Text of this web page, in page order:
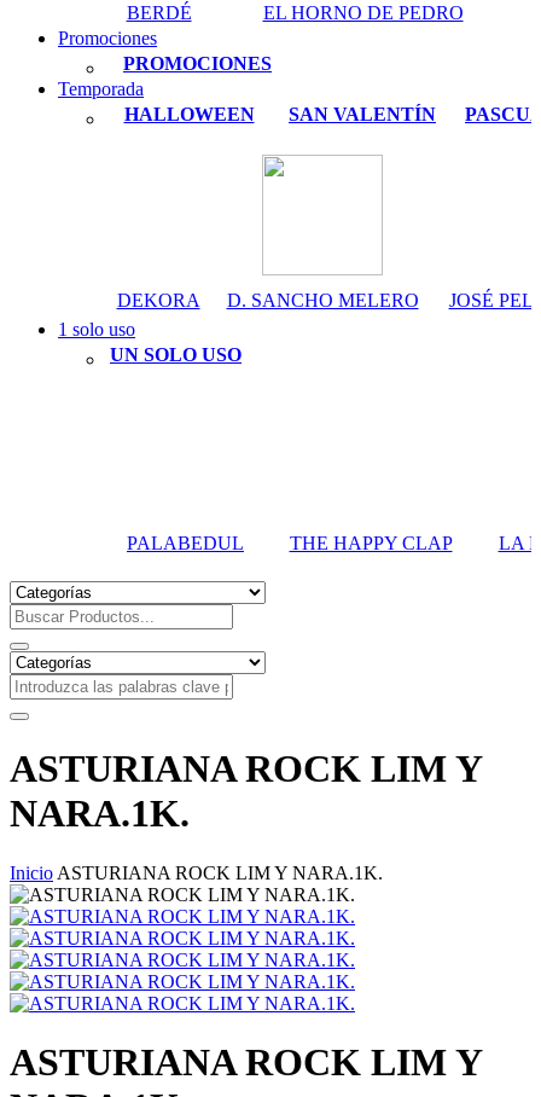
BERDÉ
EL HORNO DE PEDRO
Promociones
PROMOCIONES
Temporada
HALLOWEEN
SAN VALENTÍN
DEKORA D. SANCHO MELERO
JOSÉ
1 solo uso
UN SOLO USO
PALABEDUL THE HAPPY CLAP LA
ASTURIANA ROCK LIM Y
NARA.1K.
Inicio ASTURIANA ROCK LIM Y NARA.1K.
ASTURIANA ROCK LIM Y